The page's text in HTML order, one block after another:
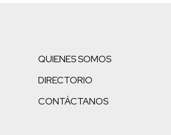
QUIENES SOMOS
DIRECTORIO
CONTÁCTANOS